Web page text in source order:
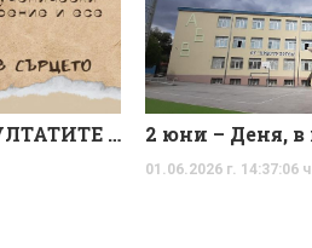
ОБЯВЛЕНИЕ ЗА РЕЗУЛТАТИТЕ ОТ НАЦИОНАЛНИЯ УЧЕНИЧЕСКИ КОНКУРС ЗА ЕСЕ И СТИХОТВОРЕНИЕ
01.06.2026 г. 14:37:06 ч.